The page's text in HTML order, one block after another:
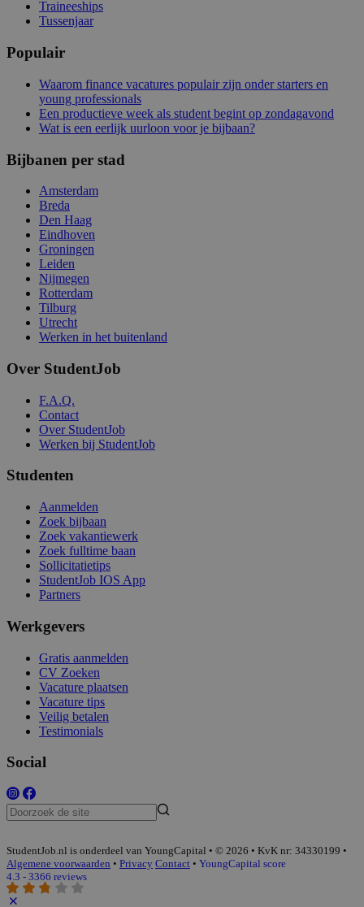
Traineeships
Tussenjaar
Populair
Waarom finance vacatures populair zijn onder starters en
young professionals
Een productieve week als student begint op zondagavond
Wat is een eerlijk uurloon voor je bijbaan?
Bijbanen per stad
Amsterdam
Breda
Den Haag
Eindhoven
Groningen
Leiden
Nijmegen
Rotterdam
Tilburg
Utrecht
Werken in het buitenland
Over StudentJob
F.A.Q.
Contact
Over StudentJob
Werken bij StudentJob
Studenten
Aanmelden
Zoek bijbaan
Zoek vakantiewerk
Zoek fulltime baan
Sollicitatietips
StudentJob IOS App
Partners
Werkgevers
Gratis aanmelden
CV Zoeken
Vacature plaatsen
Vacature tips
Veilig betalen
Testimonials
Social
StudentJob.nl is onderdeel van YoungCapital • © 2026 • KvK nr: 34330199 •
Algemene voorwaarden • Privacy Contact • YoungCapital score
4.3 - 3366 reviews